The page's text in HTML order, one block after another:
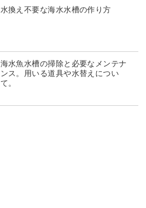
水換え不要な海水水槽の作り方
海水魚水槽の掃除と必要なメンテナ
ンス。用いる道具や水替えについ
て。